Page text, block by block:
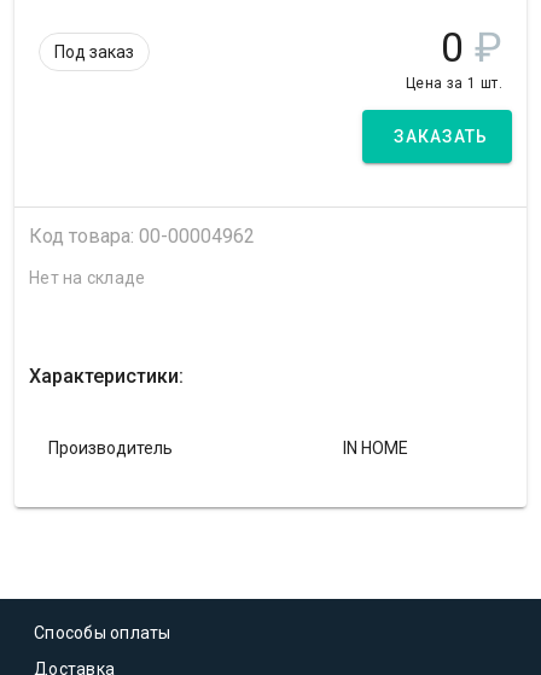
Под заказ 0 ₽
Цена за 1 шт.
ЗАКАЗАТЬ
Код товара: 00-00004962
Нет на складе
Характеристики:
Производитель IN HOME
Способы оплаты
Доставка